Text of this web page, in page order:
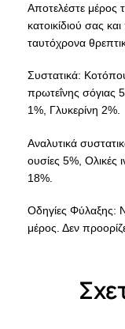
Αποτελέστε μέρος
κατοικίδιού σας
ταυτόχρονα
Συστατικά:
πρωτεΐνης σόγιας
1%, Γλυκερίνη 2%.
Αναλυτικά
ουσίες 5%, Ολικές
18%.
Οδηγίες Φύλαξης:
μέρος. Δεν